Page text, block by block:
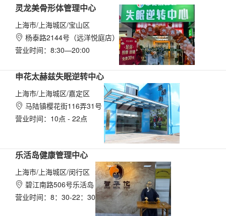
灵龙美骨形体管理中心
上海市/上海城区/宝山区
 杨泰路2144号（远洋悦庭店）
营业时间：8:30—20:00
申花太赫兹失眠逆转中心
上海市/上海城区/嘉定区
 马陆镇樱花街116弄31号
营业时间：10点 - 22点
乐活岛健康管理中心
上海市/上海城区/闵行区
 碧江南路506号乐活岛
营业时间：8：30-22：30